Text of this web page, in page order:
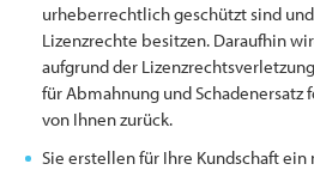
urheberrechtlich geschützt sind
Lizenzrechte besitzen. Daraufhin
aufgrund der
für Abmahnung und
von Ihnen zurück.
Sie erstellen für Ihre Kundschaft